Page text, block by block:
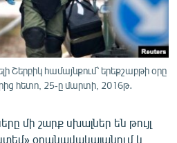
Շերբիկ համայնքում՝ երեքշաբթի օրը
հետո, 25-ը մարտի, 2016թ․
մի շարք սխալներ են թույլ
օդանավակայանում և